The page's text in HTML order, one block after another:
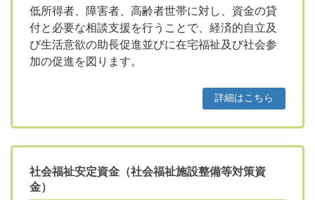
低所得者、障害者、高齢者世帯に対し、資金の貸
付と必要な相談支援を行うことで、経済的自立及
び生活意欲の助長促進並びに在宅福祉及び社会参
加の促進を図ります。
詳細はこちら
社会福祉安定資金（社会福祉施設整備等対策資
金）